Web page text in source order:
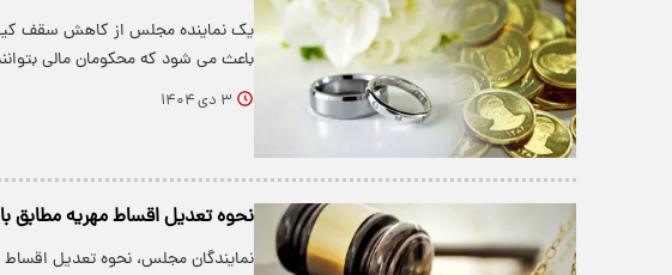
یک نماینده مجلس از کاهش سقف
باعث می شود که محکومان مالی
۳ دی ۱۴۰۴
نحوه تعدیل اقساط مهریه
نمایندگان مجلس، نحوه تعدیل اقساط